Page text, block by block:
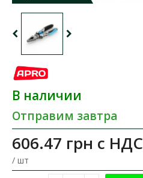
В наличии
Отправим завтра
606.47 грн с НДС
/ шт